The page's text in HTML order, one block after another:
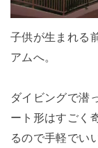
子供が生まれる
アムへ。
ダイビングで潜
ート形はすごく
るので手軽でい